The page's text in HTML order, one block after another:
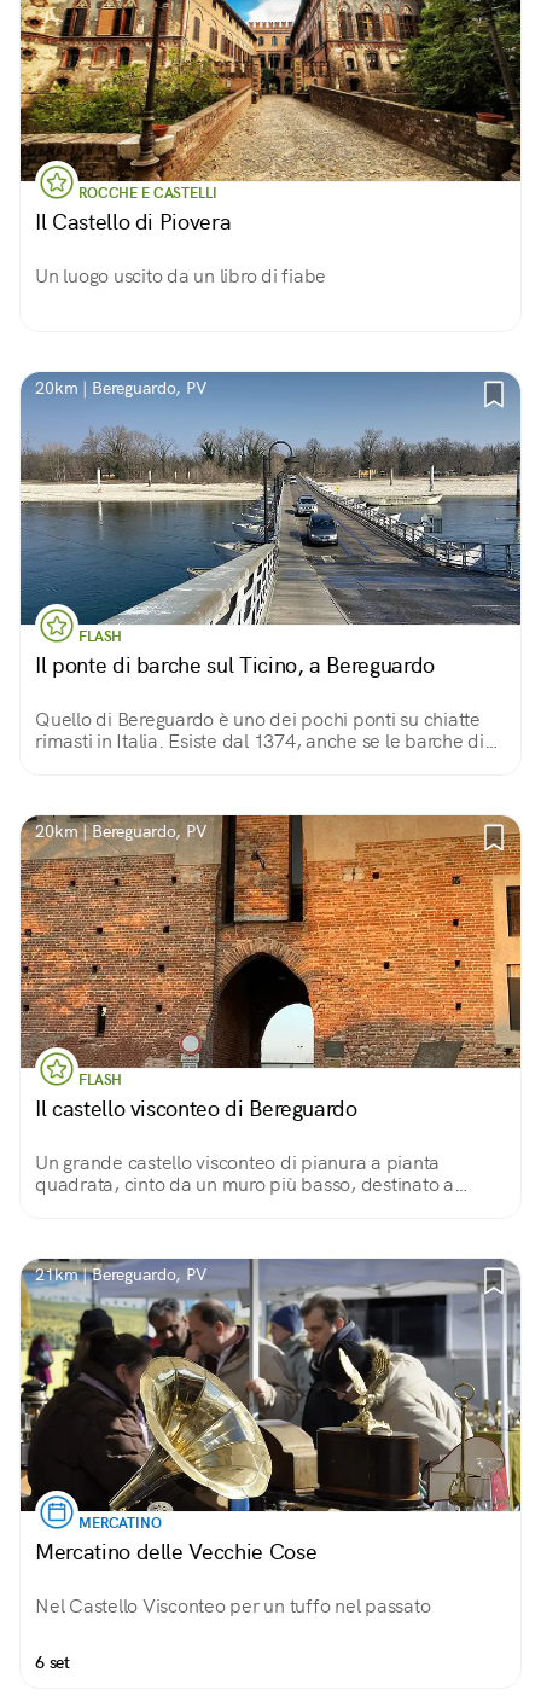
ROCCHE E CASTELLI
Il Castello di Piovera
Un luogo uscito da un libro di fiabe
20km | Bereguardo, PV
FLASH
Il ponte di barche sul Ticino, a Bereguardo
Quello di Bereguardo è uno dei pochi ponti su chiatte
rimasti in Italia. Esiste dal 1374, anche se le barche di
20km | Bereguardo, PV
FLASH
Il castello visconteo di Bereguardo
Un grande castello visconteo di pianura a pianta
quadrata, cinto da un muro più basso, destinato a
21km | Bereguardo, PV
MERCATINO
Mercatino delle Vecchie Cose
Nel Castello Visconteo per un tuffo nel passato
6 set